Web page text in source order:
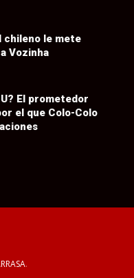
chileno le mete
Vozinha
El prometedor
el que Colo-Colo
.